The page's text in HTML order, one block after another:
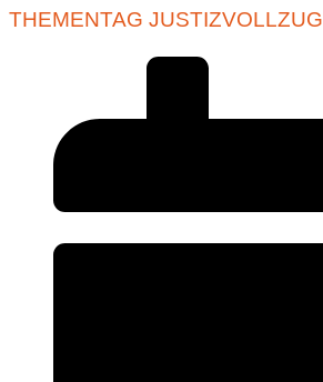
THEMENTAG JUSTIZVOLLZUG